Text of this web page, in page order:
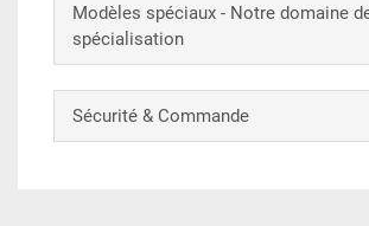
Modèles spéciaux - Notre domaine
spécialisation
Sécurité & Commande